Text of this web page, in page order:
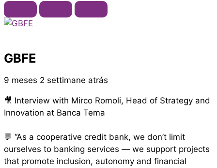
GBFE
9 meses 2 settimane atrás
🎥 Interview with Mirco Romoli, Head of Strategy and
Innovation at Banca Tema
💬 “As a cooperative credit bank, we don’t limit
ourselves to banking services — we support projects
that promote inclusion, autonomy and financial